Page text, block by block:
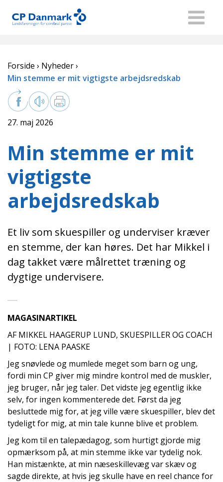
Forside
Nyheder
Min stemme er mit vigtigste arbejdsredskab
27. maj 2026
Min stemme er mit
vigtigste
arbejdsredskab
Et liv som skuespiller og underviser kræver
en stemme, der kan høres. Det har Mikkel i
dag takket være målrettet træning og
dygtige undervisere.
MAGASINARTIKEL
AF MIKKEL HAAGERUP LUND, SKUESPILLER OG COACH
| FOTO: LENA PAASKE
Jeg snøvlede og mumlede meget som barn og ung,
fordi min CP giver mig mindre kontrol med de muskler,
jeg bruger, når jeg taler. Det vidste jeg egentlig ikke
selv, for ingen kommenterede det. Først da jeg
besluttede mig for, at jeg ville være skuespiller, blev det
tydeligt for mig, at min tale kunne blive et problem.
Jeg kom til en talepædagog, som hurtigt gjorde mig
opmærksom på, at min stemme ikke var tydelig nok.
Han mistænkte, at min næseskillevæg var skæv og
sagde direkte, at hvis jeg skulle have en reel chance for